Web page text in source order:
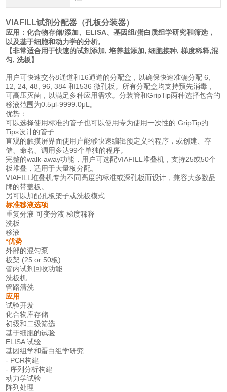
VIAFILL试剂分配器（孔板分装器）
应用：化合物存储/添加、ELISA、基因组/蛋白质组学研究和筛选，
以及基于细胞和动力学的分析。
【非常适合用于快速的试剂添加, 培养基添加, 细胞接种, 梯度稀释,混
匀, 洗板】
用户可快速交替8通道和16通道的分配盒，以确保快速准确分配 6,
12, 24, 48, 96, 384 和1536 微孔板。所有分配盒均支持预先消毒，
可高压灭菌，以满足多种应用需求。分装管和GripTip两种选择包含的
移液范围为0.5μl-9999.0μL。
优势：
可以选择使用标准的管子也可以使用专为使用一次性的 GripTip的
Tips设计的管子.
直观的触摸屏界面使用户能够快速编辑预定义的程序，或创建、存
储、命名、调用多达99个单独的程序。
完整的walk-away功能，用户可选配VIAFILL堆叠机，支持25或50个
板堆叠，适用于大量板分配。
VIAFILL堆叠机专为不同高度的标准或深孔板而设计，兼容大多数品
牌的带盖板。
另可以加配孔板架子或洗板模式
标准移液选项
重复分液 可变分液 梯度稀释
洗板
移液
*优势
外部的混匀泵
板架 (25 or 50板)
管内试剂回收功能
洗板机
管路清洗
应用
试验开发
化合物库存储
初级和二级筛选
基于细胞的试验
ELISA 试验
基因组学和蛋白组学研究
- PCR构建
- 序列分析构建
动力学试验
阵列处理